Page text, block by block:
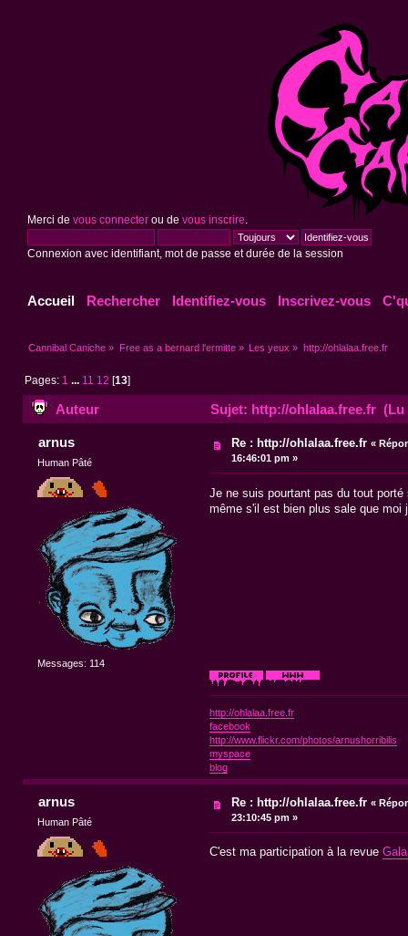
Merci de vous connecterou de vous inscrire
Connexion avec identifiant, mot de passe et durée de la session
Accueil Rechercher Identifiez-vous Inscrivez-vous
Cannibal Caniche » Free as a bernard l'ermitte» Les yeux » http://ohlalaa.free.fr
Pages: 1 ... 11 12 [13]
Auteur Sujet: http://ohlalaa.free.fr (Lu
arnus
Human Pâté
Messages: 114
Re : http://ohlalaa.free.fr «
16:46:01 pm »
Je ne suis pourtant pas du tout
même s'il est bien plus sale que moi
http://ohlalaa.free.fr
facebook
http://www.flickr.com/photos/arnushorribilis
myspace
blog
arnus
Human Pâté
Re : http://ohlalaa.free.fr «
23:10:45 pm »
C'est ma participation à la revue